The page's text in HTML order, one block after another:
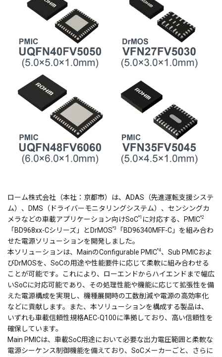
ローム株式会社（本社：京都市）は、ADAS（先進運転支援システ
ム）、DMS（ドライバーモニタリングシステム）、センシングカ
メラなどの車載アプリケーション向けSoC*1 に対応する、PMIC*2
「BD968xx-Cシリーズ」とDrMOS*3
「BD96340MFF-C」を組み合わ
せた電源ソリューションを開発しました。
本ソリューションは、MainのConfigurable PMIC*4、Sub PMICおよ
びDrMOSを、SoCの用途や性能要件に応じて柔軟に組み合わせる
ことが可能です。これにより、ローエンドからハイエンドまで幅広
いSoCに対応可能であり、その処理性能や機能に応じて拡張性を備
えた電源構成を実現し、機種展開時の工数削減や電源の高効率化
などに貢献します。また、本ソリューションを構成する製品は、
いずれも車載信頼性規格AEC-Q100に準拠しており、高い信頼性を
確保しています。
Main PMICは、車載SoC用途において必要な出力電圧範囲と柔軟な
電源シーケンス制御機能を備えており、SoCメーカーごと、さらに